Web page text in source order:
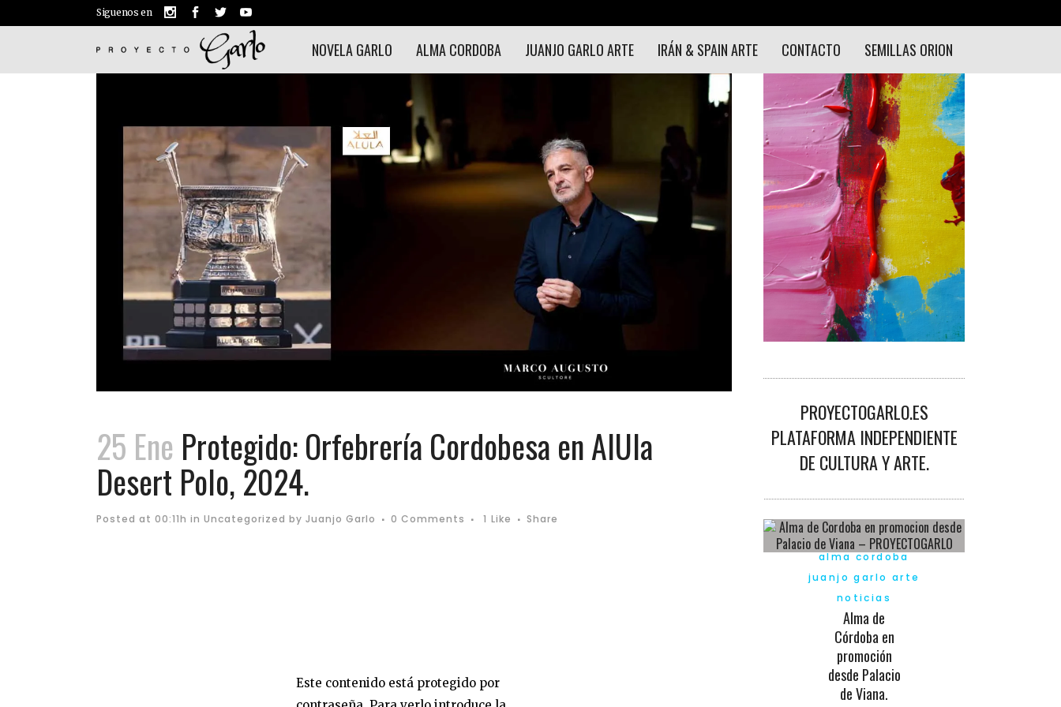
Siguenos en
NOVELA GARLO ALMA CORDOBA JUANJO GARLO ARTE IRÁN & SPAIN ARTE CONTACTO SEMILLAS ORION
25 Ene Protegido: Orfebrería Cordobesa en AlUla
Desert Polo, 2024.
Posted at 00:11h in Uncategorized by Juanjo Garlo 0 Comments 1 Like Share
Este contenido está protegido por
PROYECTOGARLO.ES
PLATAFORMA INDEPENDIENTE
DE CULTURA Y ARTE.
alma cordoba
juanjo garlo arte
noticias
Alma de
Córdoba en
promoción
desde Palacio
de Viana.